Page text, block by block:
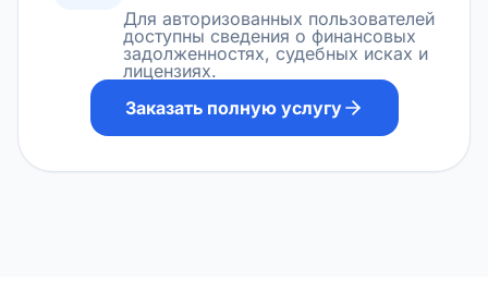
Для авторизованных пользователей
доступны сведения о финансовых
задолженностях, судебных исках и
лицензиях.
Заказать полную услугу